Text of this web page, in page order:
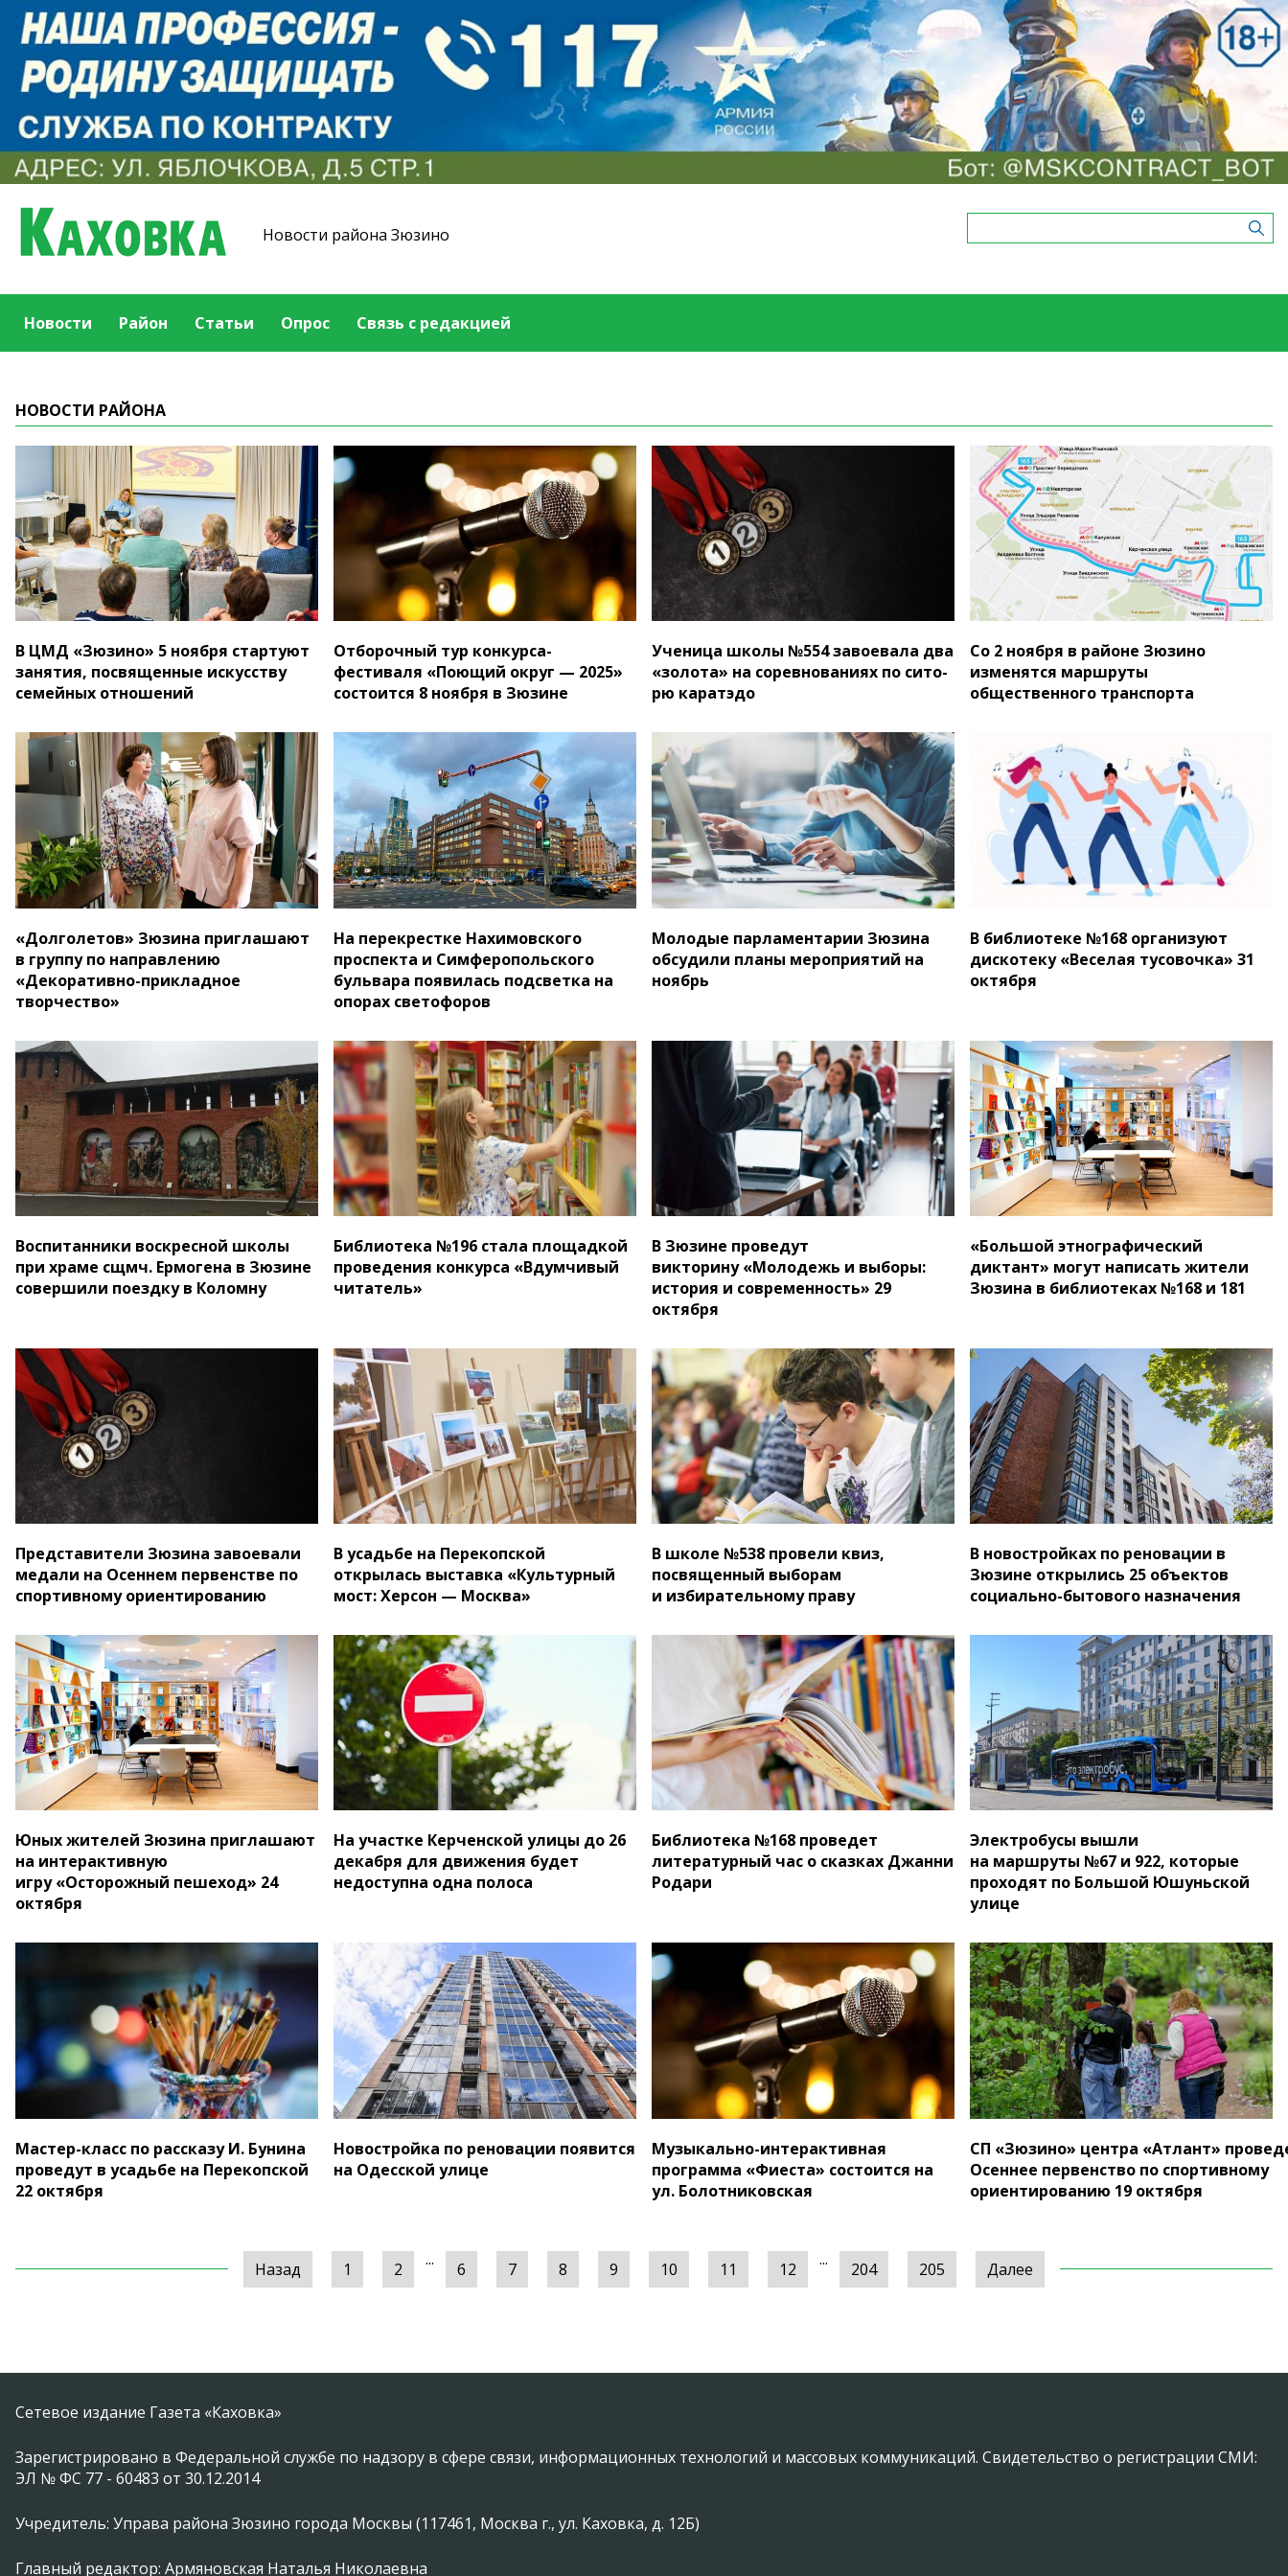
Новости района Зюзино
Новости Район Статьи Опрос Связь с редакцией
НОВОСТИ РАЙОНА
В ЦМД «Зюзино» 5 ноября стартуют
занятия, посвященные искусству
семейных отношений
Отборочный тур конкурса-
фестиваля «Поющий округ — 2025»
состоится 8 ноября в Зюзине
Ученица школы №554 завоевала два
«золота» на соревнованиях по сито-
рю каратэдо
Со 2 ноября в районе Зюзино
изменятся маршруты
общественного транспорта
«Долголетов» Зюзина приглашают
в группу по направлению
«Декоративно-прикладное
творчество»
На перекрестке Нахимовского
проспекта и Симферопольского
бульвара появилась подсветка на
опорах светофоров
Молодые парламентарии Зюзина
обсудили планы мероприятий на
ноябрь
В библиотеке №168 организуют
дискотеку «Веселая тусовочка» 31
октября
Воспитанники воскресной школы
при храме сщмч. Ермогена в Зюзине
совершили поездку в Коломну
Библиотека №196 стала площадкой
проведения конкурса «Вдумчивый
читатель»
В Зюзине проведут
викторину «Молодежь и выборы:
история и современность» 29
октября
«Большой этнографический
диктант» могут написать жители
Зюзина в библиотеках №168 и 181
Представители Зюзина завоевали
медали на Осеннем первенстве по
спортивному ориентированию
В усадьбе на Перекопской
открылась выставка «Культурный
мост: Херсон — Москва»
В школе №538 провели квиз,
посвященный выборам
и избирательному праву
В новостройках по реновации в
Зюзине открылись 25 объектов
социально-бытового назначения
Юных жителей Зюзина приглашают
на интерактивную
игру «Осторожный пешеход» 24
октября
На участке Керченской улицы до 26
декабря для движения будет
недоступна одна полоса
Библиотека №168 проведет
литературный час о сказках Джанни
Родари
Электробусы вышли
на маршруты №67 и 922, которые
проходят по Большой Юшуньской
улице
Мастер-класс по рассказу И. Бунина
проведут в усадьбе на Перекопской
22 октября
Новостройка по реновации появится
на Одесской улице
Музыкально-интерактивная
программа «Фиеста» состоится на
ул. Болотниковская
СП «Зюзино» центра «Атлант»
Осеннее первенство по спортивному
ориентированию 19 октября
Назад 1 2 ... 6 7 8 9 10 11 12 ... 204 205 Далее
Сетевое издание Газета «Каховка»
Зарегистрировано в Федеральной службе по надзору в сфере связи, информационных технологий и массовых коммуникаций. Свидетельство о регистрации СМИ:
ЭЛ № ФС 77 - 60483 от 30.12.2014
Учредитель: Управа района Зюзино города Москвы (117461, Москва г., ул. Каховка, д. 12Б)
Главный редактор: Армяновская Наталья Николаевна